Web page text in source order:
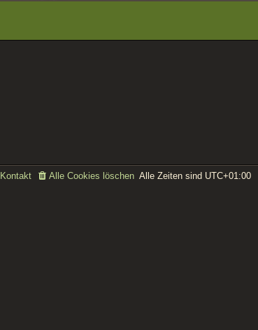
Alle Zeiten sind UTC+01:00
Alle Cookies löschen
Kontakt